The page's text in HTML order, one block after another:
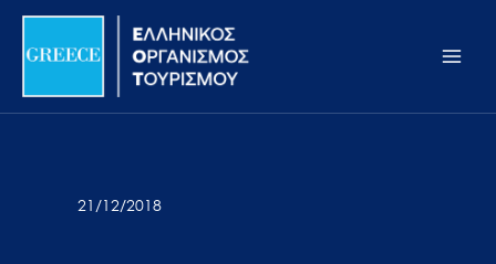
Σημείωση:
ιστότοπος
προσβασιμότητας.
Μετάβαση
περιεχόμενο
21/12/2018